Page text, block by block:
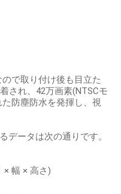
で取り付け後も目立た
され、42万画素(NTSCモ
防塵防水を発揮し、視
データは次の通りです。
× 幅 × 高さ)